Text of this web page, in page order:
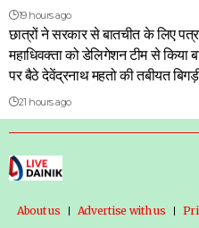
19 hours ago
छात्रों ने सरकार से बातचीत के लिए
महाधिवक्ता को डेलिगेशन टीम से किया
पर बैठे देवेंद्रनाथ महतो की तबीयत
21 hours ago
About us Advertise with us